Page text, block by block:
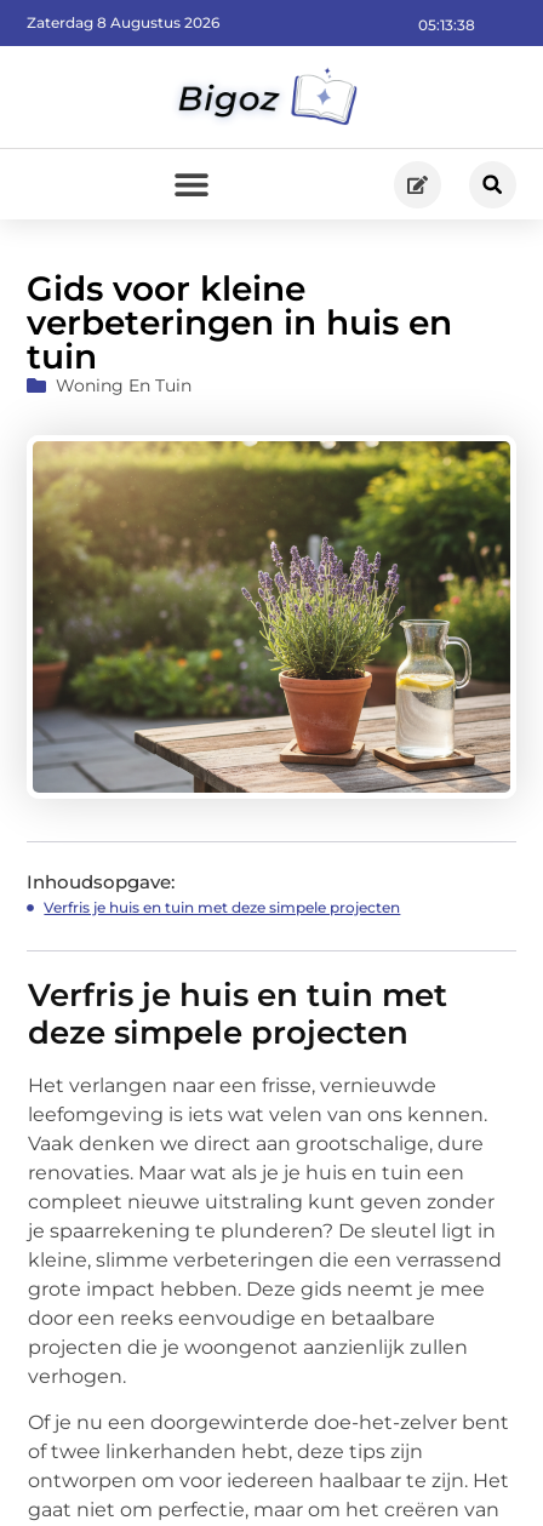
05:13:40
Zaterdag 8 Augustus 2026
Gids voor kleine
verbeteringen in huis en
tuin
Woning En Tuin
Inhoudsopgave:
Verfris je huis en tuin met deze simpele projecten
Verfris je huis en tuin met
deze simpele projecten
Het verlangen naar een frisse, vernieuwde
leefomgeving is iets wat velen van ons kennen.
Vaak denken we direct aan grootschalige, dure
renovaties. Maar wat als je je huis en tuin een
compleet nieuwe uitstraling kunt geven zonder
je spaarrekening te plunderen? De sleutel ligt in
kleine, slimme verbeteringen die een verrassend
grote impact hebben. Deze gids neemt je mee
door een reeks eenvoudige en betaalbare
projecten die je woongenot aanzienlijk zullen
verhogen.
Of je nu een doorgewinterde doe-het-zelver bent
of twee linkerhanden hebt, deze tips zijn
ontworpen om voor iedereen haalbaar te zijn. Het
gaat niet om perfectie, maar om het creëren van